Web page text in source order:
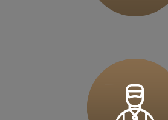
36 MINUT Gostyń
ul. Ogrodowa 9
63-800 Gostyń